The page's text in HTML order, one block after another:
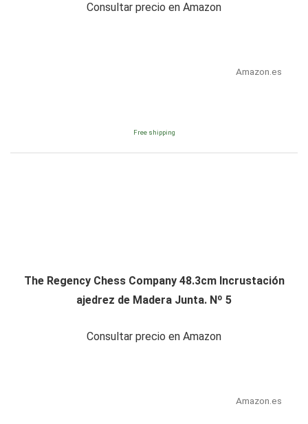
Consultar precio en Amazon
Amazon.es
Free shipping
The Regency Chess Company 48.3cm Incrustación
ajedrez de Madera Junta. Nº 5
Consultar precio en Amazon
Amazon.es